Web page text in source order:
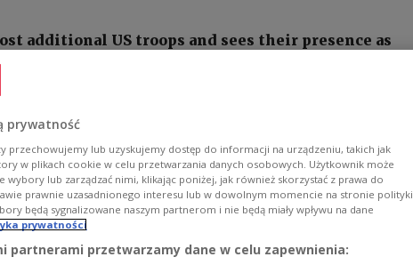
additional US troops and sees their presence as
security, Deputy Prime Minister and Defence
Kosiniak-Kamysz said on Wednesday, reiterating
to an increased American deployment amid
prywatność
przechowujemy lub uzyskujemy dostęp do informacji na urządzeniu, takich jak
w plikach cookie w celu przetwarzania danych osobowych. Użytkownik może
wybory lub zarządzać nimi, klikając poniżej, jak również skorzystać z prawa do
prawnie uzasadnionego interesu lub w dowolnym momencie na stronie polityki
będą sygnalizowane naszym partnerom i nie będą miały wpływu na dane
prywatności
partnerami przetwarzamy dane w celu zapewnienia: